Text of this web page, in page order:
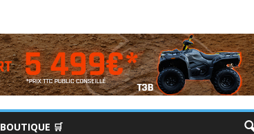
BOUTIQUE 🛒